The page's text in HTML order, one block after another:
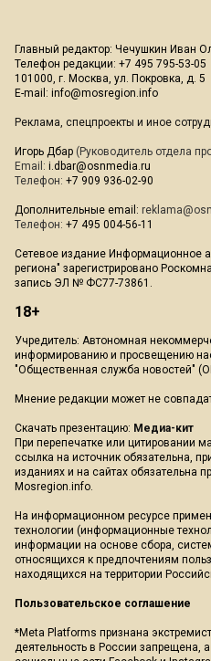
Главный редактор: Чечушкин Иван
Телефон редакции: +7 495 795-53-05
101000, г. Москва, ул. Покровка, д. 5
E-mail: info@mosregion.info
Реклама, спецпроекты и иное
Игорь Дбар (Руководитель отдела
Email: i.dbar@osnmedia.ru
Телефон: +7 909 936-02-90
Дополнительные email:
Телефон: +7 495 004-56-11
Сетевое издание Информационное
региона" зарегистрировано
запись ЭЛ № ФС77-73861.
18+
Учредитель: Автономная
информированию и просвещению
"Общественная служба новостей"
Мнение редакции может не
Скачать презентацию: Медиа-кит
При перепечатке или цитировании
ссылка на источник обязательна,
изданиях и на сайтах обязательна
Mosregion.info.
На информационном ресурсе
технологии (информационные
информации на основе сбора,
относящихся к предпочтениям
находящихся на территории
Пользовательское соглашение
*Meta Platforms признана
деятельность в России запрещена,